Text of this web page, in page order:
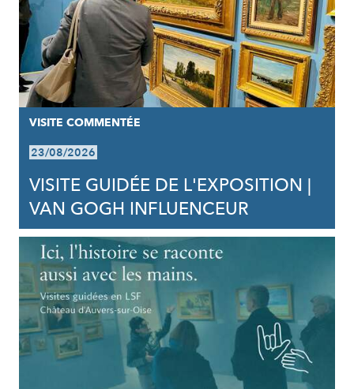
VISITE COMMENTÉE
23/08/2026
VISITE GUIDÉE DE L'EXPOSITION |
VAN GOGH INFLUENCEUR